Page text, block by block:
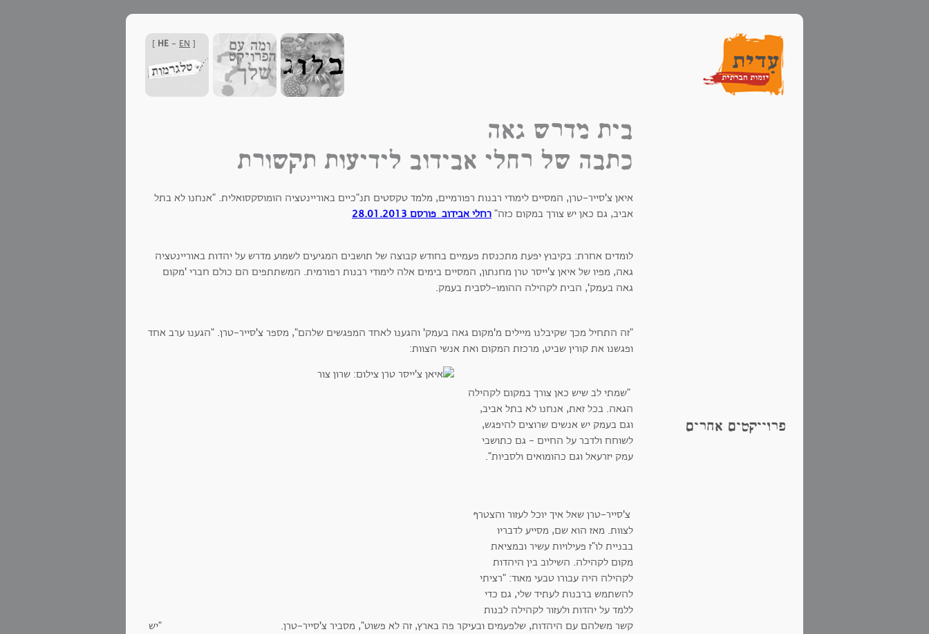
[
HE - EN
]
פרוייקטים אחרים
בית מדרש גאה
כתבה של רחלי אבידוב לידיעות תקשורת
איאן צ'סייר-טרן, המסיים לימודי רבנות רפורמיים, מלמד טקסטים תנ"כיים באוריינטציה הומוסקסואלית. "אנחנו לא בתל
אביב, גם כאן יש צורך במקום כזה" רחלי אבידוב פורסם 28.01.2013
לומדים אחרת: בקיבוץ יפעת מתכנסת פעמיים בחודש קבוצה של תושבים המגיעים לשמוע מדרש על יהדות באוריינטציה
גאה, מפיו של איאן צ'ייסר טרן מחנתון, המסיים בימים אלה לימודי רבנות רפורמית. המשתתפים הם כולם חברי 'מקום
גאה בעמק', הבית לקהילה ההומו-לסבית בעמק.
"זה התחיל מכך שקיבלנו מיילים מ'מקום גאה בעמק' והגענו לאחד המפגשים שלהם", מספר צ'סייר-טרן. "הגענו ערב אחד
ופגשנו את קורין שביט, מרכזת המקום ואת אנשי הצוות:
"שמתי לב שיש כאן צורך במקום לקהילה
הגאה. בכל זאת, אנחנו לא בתל אביב,
וגם בעמק יש אנשים שרוצים להיפגש,
לשוחח ולדבר על החיים - גם כתושבי
עמק יזרעאל וגם כהומואים ולסביות".
צ'סייר-טרן שאל איך יוכל לעזור והצטרף
לצוות. מאז הוא שם, מסייע לדבריו
בבניית לו"ז פעילויות עשיר ובמציאת
מקום לקהילה. השילוב בין היהדות
לקהילה היה עבורו טבעי מאוד: "רציתי
להשתמש ברבנות לעתיד שלי, גם כדי
ללמד על יהדות ולעזור לקהילה לבנות
קשר משלהם עם היהדות, שלפעמים ובעיקר פה בארץ, זה לא פשוט", מסביר צ'סייר-טרן. "יש